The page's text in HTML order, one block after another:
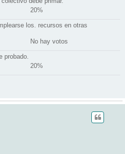
20%
los. recursos en otras
No hay votos
probado.
20%